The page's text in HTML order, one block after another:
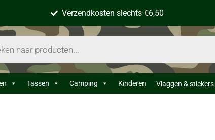
Verzendkosten slechts €6,50
Tassen Camping Kinderen Vlaggen & stickers